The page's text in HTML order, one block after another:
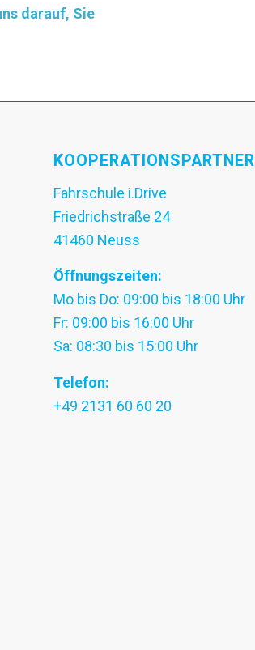
darauf, Sie
KOOPERATIONSPARTNER
Fahrschule i.Drive
Friedrichstraße 24
41460 Neuss
Öffnungszeiten:
Mo bis Do: 09:00 bis 18:00 Uhr
Fr: 09:00 bis 16:00 Uhr
Sa: 08:30 bis 15:00 Uhr
Telefon:
+49 2131 60 60 20